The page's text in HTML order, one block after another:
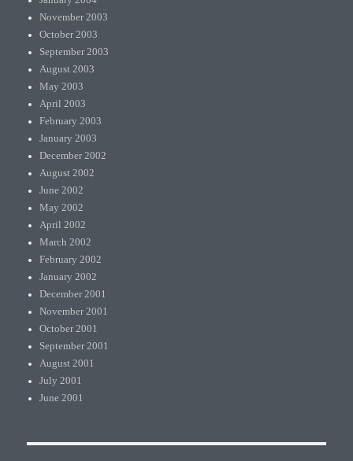
November 2003
October 2003
September 2003
August 2003
May 2003
April 2003
February 2003
January 2003
December 2002
August 2002
June 2002
May 2002
April 2002
March 2002
February 2002
January 2002
December 2001
November 2001
October 2001
September 2001
August 2001
July 2001
June 2001